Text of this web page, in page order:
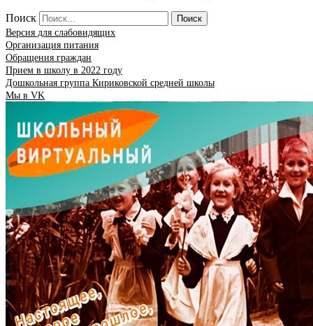
Поиск
Поиск
Версия для слабовидящих
Организация питания
Обращения граждан
Прием в школу в 2022 году
Дошкольная группа Кириковской средней школы
Мы в VK